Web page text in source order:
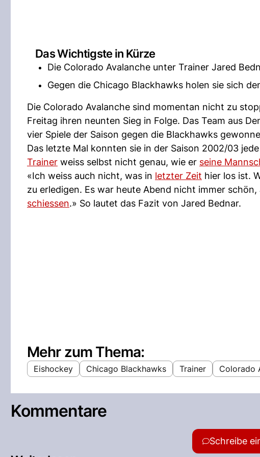
Das Wichtigste in Kürze
Die Colorado Avalanche unter Trainer Jared
Gegen die Chicago Blackhawks holen sie sich
Die Colorado Avalanche sind momentan nicht zu
Freitag ihren neunten Sieg in Folge. Das Team aus
vier Spiele der Saison gegen die Blackhawks
Das letzte Mal konnten sie in der Saison 2002/03
Trainer weiss selbst nicht genau, wie er seine
«Ich weiss auch nicht, was in letzter Zeit hier los ist.
zu erledigen. Es war heute Abend nicht immer
schiessen.» So lautet das Fazit von Jared Bednar.
Mehr zum Thema:
Eishockey Chicago Blackhawks Trainer Colorado
Kommentare
Schreibe